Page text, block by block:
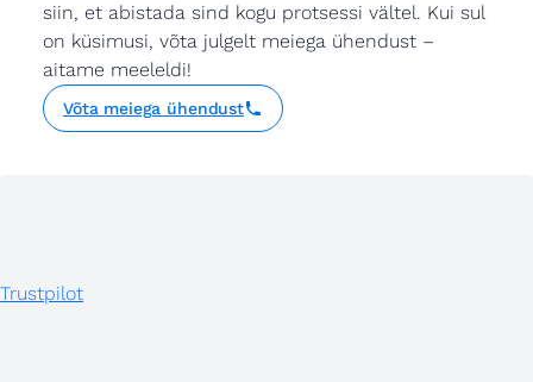
siin, et abistada sind kogu protsessi vältel. Kui sul
on küsimusi, võta julgelt meiega ühendust –
aitame meeleldi!
Võta meiega ühendust
Trustpilot